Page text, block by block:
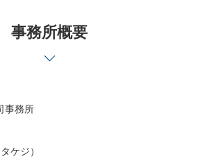
事務所概要
事務所
ケジ）